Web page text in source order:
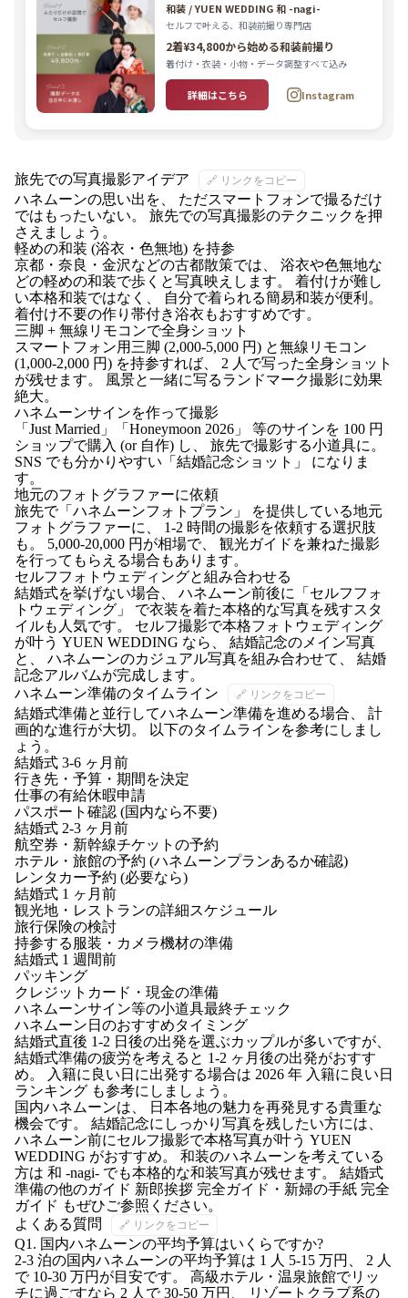
和装 / YUEN WEDDING 和 -nagi-
セルフで叶える、和装前撮り専門店
2着¥34,800から始める和装前撮り
着付け・衣装・小物・データ調整すべて込み
詳細はこちら Instagram
旅先での写真撮影アイデア 🔗 リンクをコピー
ハネムーンの思い出を、 ただスマートフォンで撮るだけ
ではもったいない。 旅先での写真撮影のテクニックを押
さえましょう。
軽めの和装 (浴衣・色無地) を持参
京都・奈良・金沢などの古都散策では、 浴衣や色無地な
どの軽めの和装で歩くと写真映えします。 着付けが難し
い本格和装ではなく、 自分で着られる簡易和装が便利。
着付け不要の作り帯付き浴衣もおすすめです。
三脚 + 無線リモコンで全身ショット
スマートフォン用三脚 (2,000-5,000 円) と無線リモコン
(1,000-2,000 円) を持参すれば、 2 人で写った全身ショット
が残せます。 風景と一緒に写るランドマーク撮影に効果
絶大。
ハネムーンサインを作って撮影
「Just Married」「Honeymoon 2026」 等のサインを 100 円
ショップで購入 (or 自作) し、 旅先で撮影する小道具に。
SNS でも分かりやすい「結婚記念ショット」 になりま
す。
地元のフォトグラファーに依頼
旅先で「ハネムーンフォトプラン」 を提供している地元
フォトグラファーに、 1-2 時間の撮影を依頼する選択肢
も。 5,000-20,000 円が相場で、 観光ガイドを兼ねた撮影
を行ってもらえる場合もあります。
セルフフォトウェディングと組み合わせる
結婚式を挙げない場合、 ハネムーン前後に「セルフフォ
トウェディング」 で衣装を着た本格的な写真を残すスタ
イルも人気です。 セルフ撮影で本格フォトウェディング
が叶う YUEN WEDDING なら、 結婚記念のメイン写真
と、 ハネムーンのカジュアル写真を組み合わせて、 結婚
記念アルバムが完成します。
ハネムーン準備のタイムライン
🔗 リンクをコピー
結婚式準備と並行してハネムーン準備を進める場合、 計
画的な進行が大切。 以下のタイムラインを参考にしまし
ょう。
結婚式 3-6 ヶ月前
行き先・予算・期間を決定
仕事の有給休暇申請
パスポート確認 (国内なら不要)
結婚式 2-3 ヶ月前
航空券・新幹線チケットの予約
ホテル・旅館の予約 (ハネムーンプランあるか確認)
レンタカー予約 (必要なら)
結婚式 1 ヶ月前
観光地・レストランの詳細スケジュール
旅行保険の検討
持参する服装・カメラ機材の準備
結婚式 1 週間前
パッキング
クレジットカード・現金の準備
ハネムーンサイン等の小道具最終チェック
ハネムーン日のおすすめタイミング
結婚式直後 1-2 日後の出発を選ぶカップルが多いですが、
結婚式準備の疲労を考えると 1-2 ヶ月後の出発がおすす
め。 入籍に良い日に出発する場合は 2026 年 入籍に良い日
ランキング も参考にしましょう。
国内ハネムーンは、 日本各地の魅力を再発見する貴重な
機会です。 結婚記念にしっかり写真を残したい方には、
ハネムーン前にセルフ撮影で本格写真が叶う YUEN
WEDDING がおすすめ。 和装のハネムーンを考えている
方は 和 -nagi- でも本格的な和装写真が残せます。 結婚式
準備の他のガイド 新郎挨拶 完全ガイド ・ 新婦の手紙 完全
ガイド もぜひご参照ください。
よくある質問
🔗 リンクをコピー
Q1. 国内ハネムーンの平均予算はいくらですか?
2-3 泊の国内ハネムーンの平均予算は 1 人 5-15 万円、 2 人
で 10-30 万円が目安です。 高級ホテル・温泉旅館でリッ
チに過ごすなら 2 人で 30-50 万円、 リゾートクラブ系の